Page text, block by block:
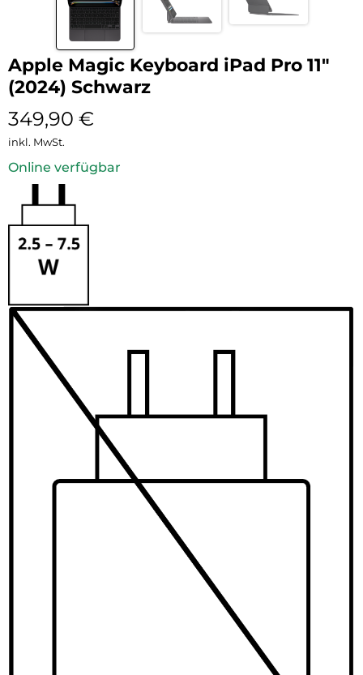
Apple Magic Keyboard iPad Pro 11″
(2024) Schwarz
349,90 €
inkl. MwSt.
Online verfügbar